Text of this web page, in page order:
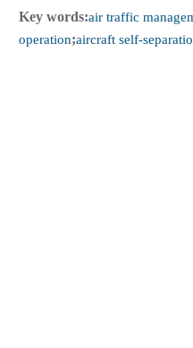
Key words:air traffic
operation;aircraft self-